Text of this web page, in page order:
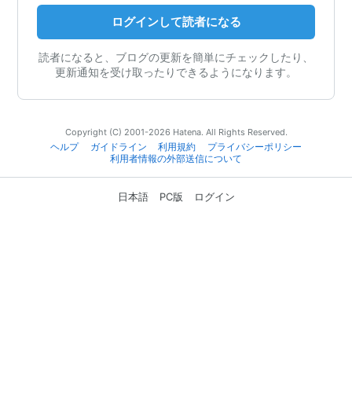
ログインして読者になる
読者になると、ブログの更新を簡単にチェックしたり、
更新通知を受け取ったりできるようになります。
Copyright (C) 2001-2026 Hatena. All Rights Reserved.
ヘルプ
ガイドライン 利用規約
プライバシーポリシー
利用者情報の外部送信について
日本語 PC版 ログイン